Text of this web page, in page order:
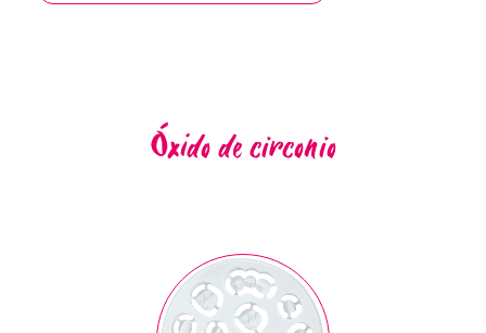
Óxido de circonio